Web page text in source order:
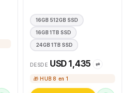
16GB 512GB SSD
16GB 1TB SSD
24GB 1TB SSD
DESDE USD 1,435 ⇄
🎁 HUB 8 en 1